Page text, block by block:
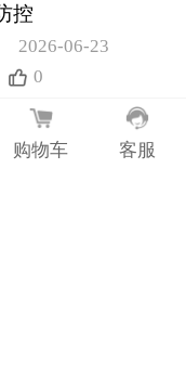
控
2026-06-23
0
响！“隐形杀
购物车 客服